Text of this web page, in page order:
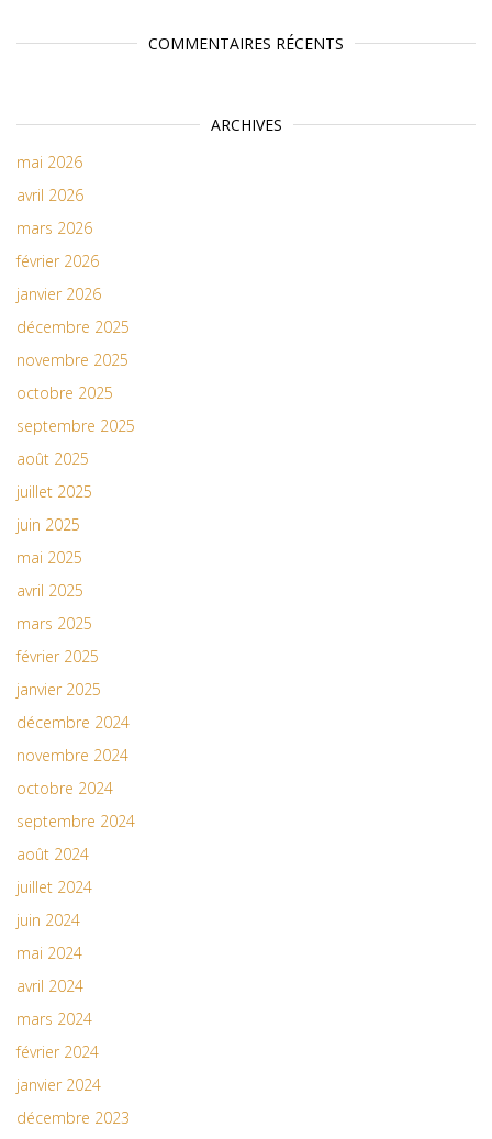
COMMENTAIRES RÉCENTS
ARCHIVES
mai 2026
avril 2026
mars 2026
février 2026
janvier 2026
décembre 2025
novembre 2025
octobre 2025
septembre 2025
août 2025
juillet 2025
juin 2025
mai 2025
avril 2025
mars 2025
février 2025
janvier 2025
décembre 2024
novembre 2024
octobre 2024
septembre 2024
août 2024
juillet 2024
juin 2024
mai 2024
avril 2024
mars 2024
février 2024
janvier 2024
décembre 2023